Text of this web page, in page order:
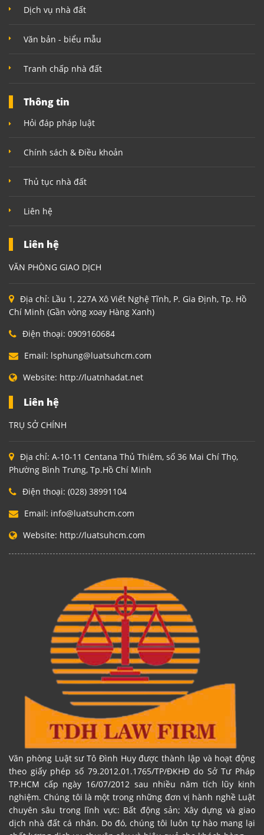
Dịch vụ nhà đất
Văn bản - biểu mẫu
Tranh chấp nhà đất
Thông tin
Hỏi đáp pháp luật
Chính sách & Điều khoản
Thủ tục nhà đất
Liên hệ
Liên hệ
VĂN PHÒNG GIAO DỊCH
Địa chỉ: Lầu 1, 227A Xô Viết Nghệ Tĩnh, P. Gia Định, Tp. Hồ
Chí Minh (Gần vòng xoay Hàng Xanh)
Điện thoại: 0909160684
Email: lsphung@luatsuhcm.com
Website: http://luatnhadat.net
Liên hệ
TRỤ SỞ CHÍNH
Địa chỉ: A-10-11 Centana Thủ Thiêm, số 36 Mai Chí Thọ,
Phường Bình Trưng, Tp.Hồ Chí Minh
Điện thoại: (028) 38991104
Email: info@luatsuhcm.com
Website: http://luatsuhcm.com
Văn phòng Luật sư Tô Đình Huy được thành lập và hoạt động
theo giấy phép số 79.2012.01.1765/TP/ĐKHĐ do Sở Tư Pháp
TP.HCM cấp ngày 16/07/2012 sau nhiều năm tích lũy kinh
nghiệm. Chúng tôi là một trong những đơn vị hành nghề Luật
chuyên sâu trong lĩnh vực: Bất động sản; Xây dựng và giao
dịch nhà đất cá nhân. Do đó, chúng tôi luôn tự hào mang lại